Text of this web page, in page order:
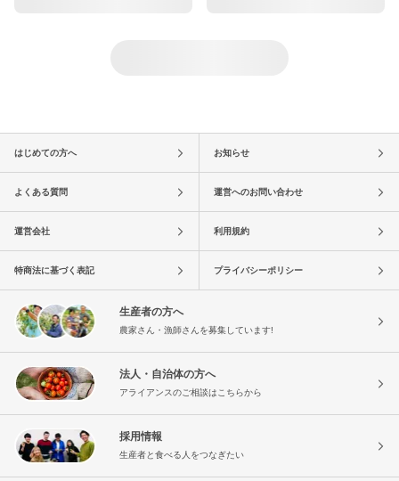
はじめての方へ お知らせ
よくある質問 運営へのお問い合わせ
運営会社 利用規約
特商法に基づく表記 プライバシーポリシー
生産者の方へ
農家さん・漁師さんを募集しています!
法人・自治体の方へ
アライアンスのご相談はこちらから
採用情報
生産者と食べる人をつなぎたい